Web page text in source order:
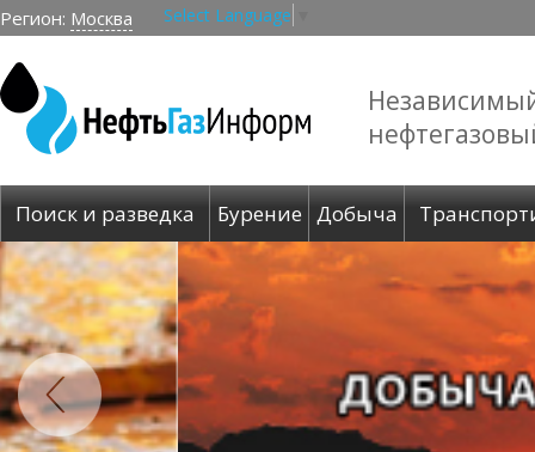
Регион: Москва Select Language
Поиск и разведка Бурение Добыча